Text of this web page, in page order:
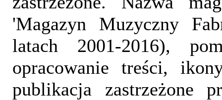
'Magazyn Muzyczny
latach 2001-2016),
opracowanie treści,
publikacja zastrzeżone